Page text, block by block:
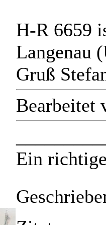
H-R 6659
Langenau
Gruß
Bearbeitet
Ein